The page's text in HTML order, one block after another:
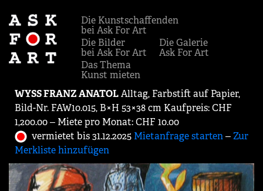
Die Kunstschaffenden
bei Ask For Art
Die Bilder
bei Ask For Art
Die Galerie
Ask For Art
Das Thema
Kunst mieten
WYSS FRANZ ANATOLAlltag, Farbstift auf Papier,
Bild-Nr. FAW10.015, B×H 53×38 cm Kaufpreis: CHF
1,200.00 ‒ Miete pro Monat: CHF 10.00
vermietet bis 31.12.2025 Mietanfrage starten‒Zur
Merkliste hinzufügen